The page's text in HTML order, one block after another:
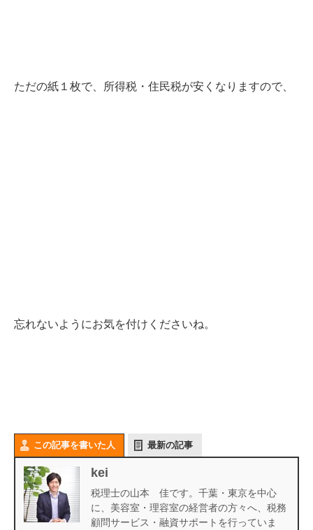
ただの紙１枚で、所得税・住民税が安くなりますので、
忘れないようにお気を付けくださいね。
この記事を書いた人 最新の記事
kei
税理士の山本 佳です。千葉・東京を中心
に、美容室・理容室の経営者の方々へ、税務
顧問サービス・融資サポートを行っていま